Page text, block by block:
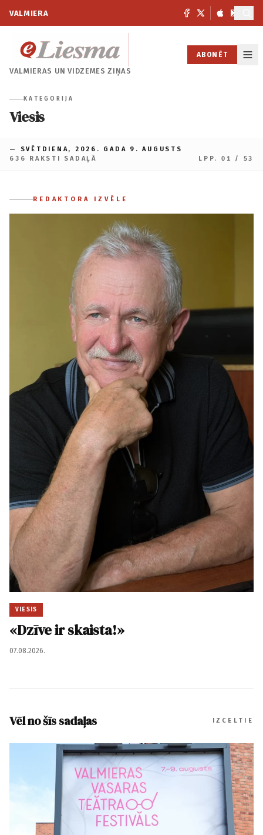
VALMIERA
VALMIERAS UNVIDZEMES ZIŅAS
ABONĒT
KATEGORIJA
Viesis
— SVĒTDIENA, 2026. GADA 9. AUGUSTS
636 RAKSTI SADAĻĀ
LPP. 01 / 53
REDAKTORA IZVĒLE
VIESIS
«Dzīve ir skaista!»
07.08.2026.
Vēl no šīs sadaļas IZCELTIE